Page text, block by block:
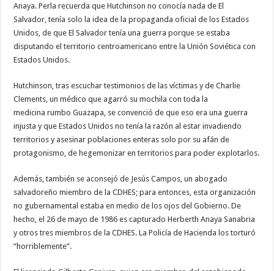
Anaya. Perla recuerda que Hutchinson no conocía nada de El
Salvador, tenía solo la idea de la propaganda oficial de los Estados
Unidos, de que El Salvador tenía una guerra porque se estaba
disputando el territorio centroamericano entre la Unión Soviética con
Estados Unidos.
Hutchinson, tras escuchar testimonios de las víctimas y de Charlie
Clements, un médico que agarró su mochila con toda la
medicina rumbo Guazapa, se convenció de que eso era una guerra
injusta y que Estados Unidos no tenía la razón al estar invadiendo
territorios y asesinar poblaciones enteras solo por su afán de
protagonismo, de hegemonizar en territorios para poder explotarlos.
Además, también se aconsejó de Jesús Campos, un abogado
salvadoreño miembro de la CDHES; para entonces, esta organización
no gubernamental estaba en medio de los ojos del Gobierno. De
hecho, el 26 de mayo de 1986 es capturado Herberth Anaya Sanabria
y otros tres miembros de la CDHES. La Policía de Hacienda los torturó
“horriblemente”.